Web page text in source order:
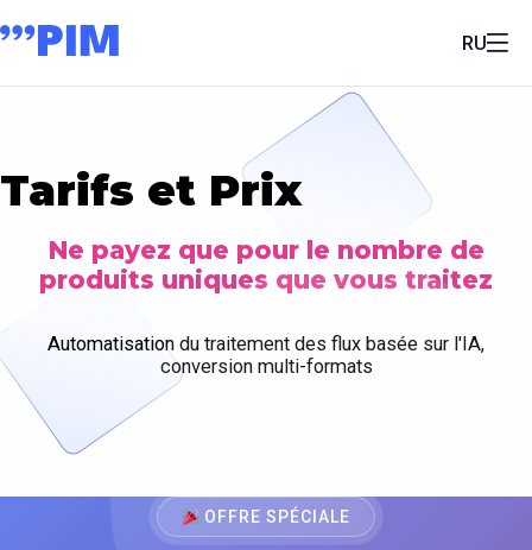
RU
Tarifs et Prix
Ne payez que pour le nombre de
produits uniques que vous traitez
Automatisation du traitement des flux basée sur l'IA,
conversion multi-formats
OFFRE SPÉCIALE